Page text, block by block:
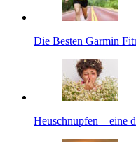
Die Besten Garmin
Heuschnupfen – eine